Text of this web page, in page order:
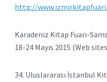
http://
Karadeniz Kitap Fuarı-
18-24 Mayıs 2015 (Web
34. Uluslararası İstanbul